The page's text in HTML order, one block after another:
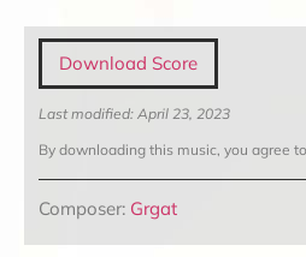
Download Score
Last modified: April 23, 2023
By downloading this music, you agree
Composer: Grgat